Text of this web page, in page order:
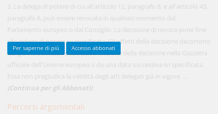
3. La delega di potere di cui all'articolo 12, paragrafo 8, e all'articolo 43,
paragrafo 8, può essere revocata in qualsiasi momento dal
Parlamento europeo o dal Consiglio. La decisione di revoca pone fine
alla delega di potere ivi specificata. Gli effetti della decisione decorrono
dal giorno successivo alla pubblicazione della decisione nella Gazzetta
ufficiale dell'Unione europea o da una data successiva ivi specificata.
Essa non pregiudica la validità degli atti delegati già in vigore. ...
(Continua per gli Abbonati)
Percorsi argomentali
Acquista ora
Per saperne di più Accesso abbonati